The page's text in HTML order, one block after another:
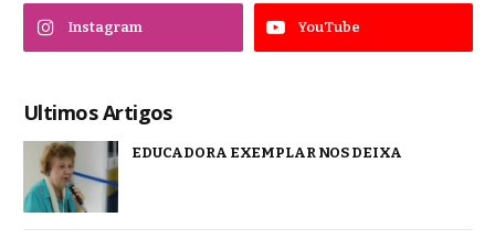
Instagram YouTube
Ultimos Artigos
EDUCADORA EXEMPLAR NOS DEIXA